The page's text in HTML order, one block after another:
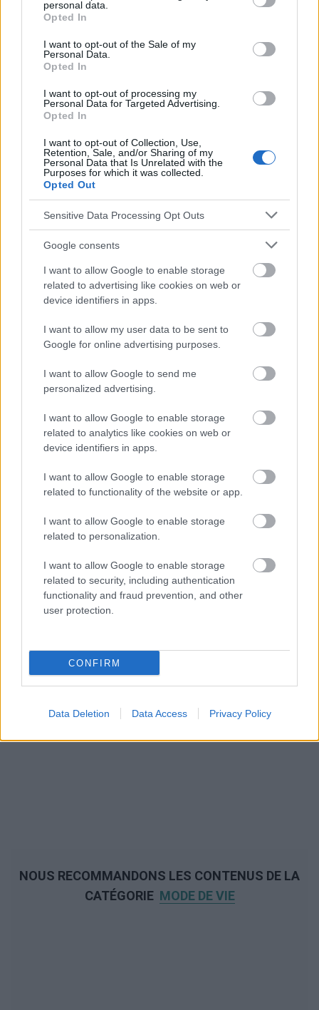
grant or deny consent to Google and its third-party tags to
use your data for below specified purposes in below Google
consent section.
personal data.
Opted In
I want to opt-out of the Sale of my
Personal Data.
Opted In
I want to opt-out of processing my
Personal Data for Targeted Advertising.
Opted In
I want to opt-out of Collection, Use,
Retention, Sale, and/or Sharing of my
Personal Data that Is Unrelated with the
Purposes for which it was collected.
Opted Out
Sensitive Data Processing Opt Outs
Google consents
I want to allow Google to enable storage
related to advertising like cookies on web or
device identifiers in apps.
I want to allow my user data to be sent to
Google for online advertising purposes.
I want to allow Google to send me
personalized advertising.
I want to allow Google to enable storage
related to analytics like cookies on web or
device identifiers in apps.
I want to allow Google to enable storage
related to functionality of the website or app.
I want to allow Google to enable storage
related to personalization.
I want to allow Google to enable storage
related to security, including authentication
functionality and fraud prevention, and other
user protection.
CONFIRM
Data Deletion Data Access Privacy Policy
L'activité physique et l'alimentation
Les erreurs nutritionnelles les plus courantes Minéraux
Recettes saines Régénération musculaire
Un régime alimentaire sain pour les hommes Vitamines
Voir aussi en
Le contenu et les documents de ce site Web sont éducatifs et
informatifs. L'éditeur et les éditeurs du site ne sont pas
responsables des effets de leur utilisation. Avant d'utiliser les
conseils et astuces contenus dans le site, vous devez
absolument consulter votre médecin.
Publicité:
NOUS RECOMMANDONS LES CONTENUS DE LA
CATÉGORIE MODE DE VIE